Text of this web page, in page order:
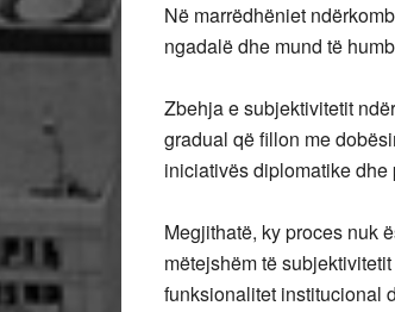
Në marrëdhëniet
ngadalë dhe mund të
Zbehja e subjektivitetit
gradual që fillon me
iniciativës diplomatike dhe
Megjithatë, ky proces nuk
mëtejshëm të
funksionalitet institucional